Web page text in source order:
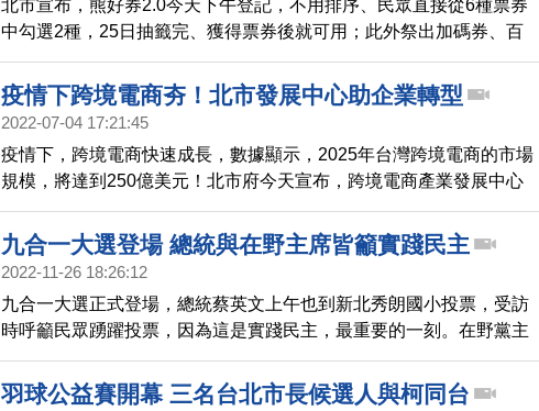
北市宣布，熊好券2.0今天下午登記，不用排序、民眾直接從6種票券
中勾選2種，25日抽籤完、獲得票券後就可用；此外祭出加碼券、百
中選一等二次中獎機會活動。
疫情下跨境電商夯！北市發展中心助企業轉型
2022-07-04 17:21:45
疫情下，跨境電商快速成長，數據顯示，2025年台灣跨境電商的市場
規模，將達到250億美元！北市府今天宣布，跨境電商產業發展中心
正式成立，結合產官學資源，輔導企業升級轉型，培育產業人才。
九合一大選登場 總統與在野主席皆籲實踐民主
2022-11-26 18:26:12
九合一大選正式登場，總統蔡英文上午也到新北秀朗國小投票，受訪
時呼籲民眾踴躍投票，因為這是實踐民主，最重要的一刻。在野黨主
席朱立倫與柯文哲，也都呼籲民眾珍惜手中這一票。
羽球公益賽開幕 三名台北市長候選人與柯同台